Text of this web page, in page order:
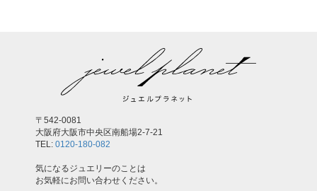
〒542-0081
大阪府大阪市中央区南船場2-7-21
TEL: 0120-180-082
気になるジュエリーのことは
お気軽にお問い合わせください。